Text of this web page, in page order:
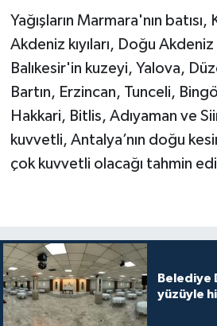
Yağışların Marmara'nın batısı,
Akdeniz kıyıları, Doğu
Balıkesir'in kuzeyi, Yalova,
Bartın, Erzincan, Tunceli,
Hakkari, Bitlis, Adıyaman ve
kuvvetli, Antalya’nın doğu
çok kuvvetli olacağı tahmin
Belediye
yüzüyle